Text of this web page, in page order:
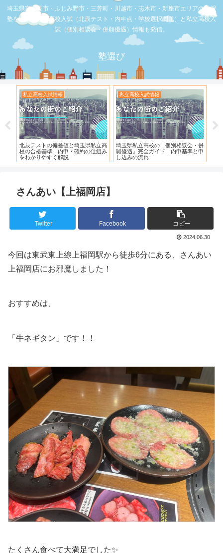
埼玉県富士見市・ふじみ野市・三芳町・川越市・志木市・新座市エリアの学習
塾を比較。公立高校入試（北辰テスト・内申点・学校選択問題）と私立高校入
試（個別相談会・併願優遇）情報も発信。
塾選び
私立高校入試情報
北辰テストの偏差値と埼玉県私立高
校の合格基準｜内申・確約の仕組み
をわかりやすく解説
私立高校入試情報
埼玉県私立高校の「個別相談会・併
願優遇」完全ガイド｜内申基準と申
し込みの流れ
【スシ
さんあい【上福岡店】
Twitter Facebook コピー
2024.06.30
今回は東武東上線上福岡駅から徒歩6分にある、さんあい
上福岡店にお邪魔しました！
おすすめは、
「牛ネギタン」です！！
たくさん食べて大満足でした✨